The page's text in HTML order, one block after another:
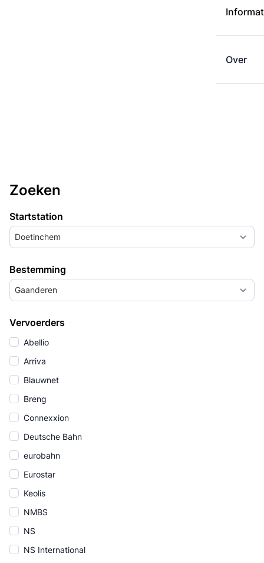
Over
Zoeken
Startstation
Doetinchem
Bestemming
Gaanderen
Vervoerders
Abellio
Arriva
Blauwnet
Breng
Connexxion
Deutsche Bahn
eurobahn
Eurostar
Keolis
NMBS
NS
NS International